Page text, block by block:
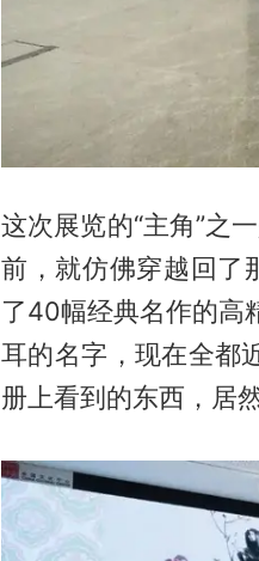
这次展览的“主角”之
前，就仿佛穿越回了
了40幅经典名作的高
耳的名字，现在全都
册上看到的东西，居